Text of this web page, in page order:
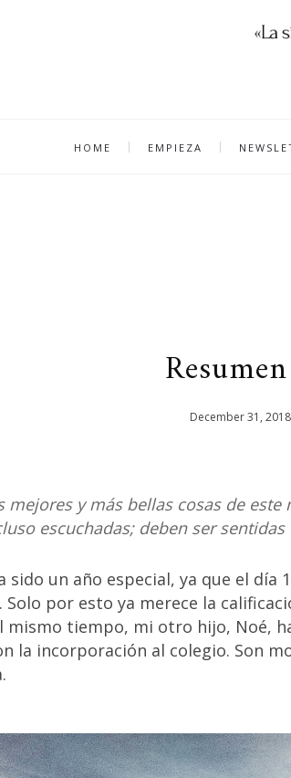
HOME EMPIEZA
December31 , 2018
mejores y más bellas cosas de
escuchadas; deben ser
sido un año especial, ya que el
Solo por esto ya merece la
mismo tiempo, mi otro hijo, Noé,
la incorporación al colegio. Son